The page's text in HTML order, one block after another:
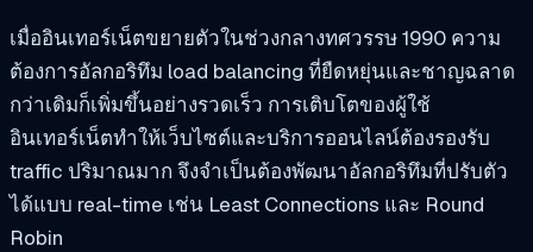
เมื่ออินเทอร์เน็ตขยายตัวในช่วงกลางทศวรรษ 1990 ความ
ต้องการอัลกอริทึม load balancing ที่ยืดหยุ่นและชาญฉลาด
กว่าเดิมก็เพิ่มขึ้นอย่างรวดเร็ว การเติบโตของผู้ใช้
อินเทอร์เน็ตทำให้เว็บไซต์และบริการออนไลน์ต้องรองรับ
traffic ปริมาณมาก จึงจำเป็นต้องพัฒนาอัลกอริทึมที่ปรับตัว
ได้แบบ real-time เช่น Least Connections และ Round
Robin